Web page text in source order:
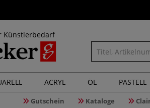
Künstlerbedarf
ACRYL ÖL PASTELL
Gutschein Kataloge